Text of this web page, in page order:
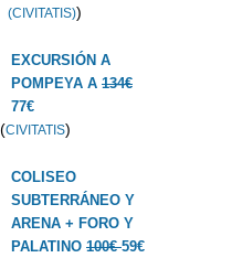
(CIVITATIS))
EXCURSIÓN A
POMPEYA A 134€
77€
(CIVITATIS)
COLISEO
SUBTERRÁNEO Y
ARENA + FORO Y
PALATINO 100€59€